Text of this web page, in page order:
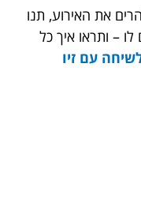
את האירוע, תנו
– ותראו איך כל
עם זיו